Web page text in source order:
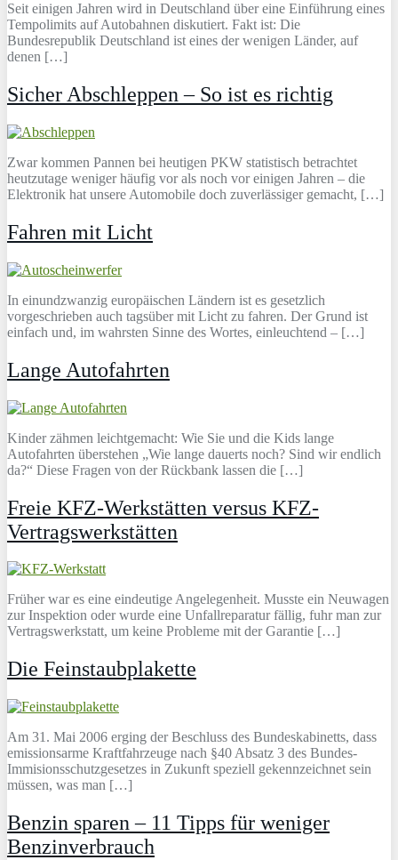
Seit einigen Jahren wird in Deutschland über eine Einführung eines
Tempolimits auf Autobahnen diskutiert. Fakt ist: Die
Bundesrepublik Deutschland ist eines der wenigen Länder, auf
denen […]
Sicher Abschleppen – So ist es richtig
Zwar kommen Pannen bei heutigen PKW statistisch betrachtet
heutzutage weniger häufig vor als noch vor einigen Jahren – die
Elektronik hat unsere Automobile doch zuverlässiger gemacht, […]
Fahren mit Licht
In einundzwanzig europäischen Ländern ist es gesetzlich
vorgeschrieben auch tagsüber mit Licht zu fahren. Der Grund ist
einfach und, im wahrsten Sinne des Wortes, einleuchtend – […]
Lange Autofahrten
Kinder zähmen leichtgemacht: Wie Sie und die Kids lange
Autofahrten überstehen „Wie lange dauerts noch? Sind wir endlich
da?“ Diese Fragen von der Rückbank lassen die […]
Freie KFZ-Werkstätten versus KFZ-
Vertragswerkstätten
Früher war es eine eindeutige Angelegenheit. Musste ein Neuwagen
zur Inspektion oder wurde eine Unfallreparatur fällig, fuhr man zur
Vertragswerkstatt, um keine Probleme mit der Garantie […]
Die Feinstaubplakette
Am 31. Mai 2006 erging der Beschluss des Bundeskabinetts, dass
emissionsarme Kraftfahrzeuge nach §40 Absatz 3 des Bundes-
Immisionsschutzgesetzes in Zukunft speziell gekennzeichnet sein
müssen, was man […]
Benzin sparen – 11 Tipps für weniger
Benzinverbrauch